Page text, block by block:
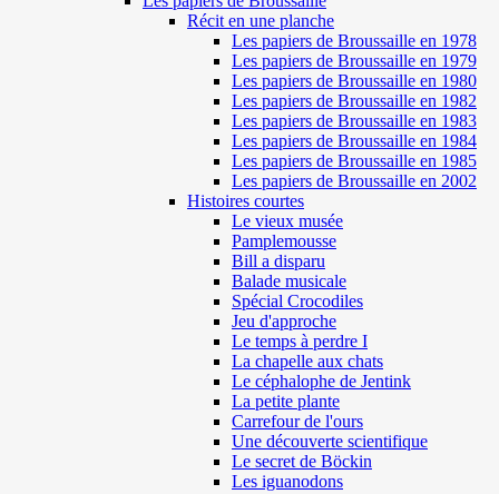
Récit en une planche
Les papiers de Broussaille en 1978
Les papiers de Broussaille en 1979
Les papiers de Broussaille en 1980
Les papiers de Broussaille en 1982
Les papiers de Broussaille en 1983
Les papiers de Broussaille en 1984
Les papiers de Broussaille en 1985
Les papiers de Broussaille en 2002
Histoires courtes
Le vieux musée
Pamplemousse
Bill a disparu
Balade musicale
Spécial Crocodiles
Jeu d'approche
Le temps à perdre I
La chapelle aux chats
Le céphalophe de Jentink
La petite plante
Carrefour de l'ours
Une découverte scientifique
Le secret de Böckin
Les iguanodons